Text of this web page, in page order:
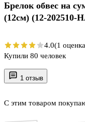
1 отзыв
С этим товаром
Брелок обвес на
(12см) (12-202510-
4.0(1
Купили 80 человек